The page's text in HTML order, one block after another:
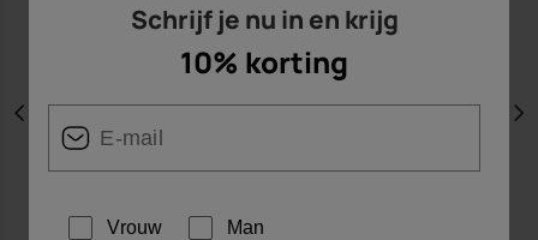
Vorige
Schrijf je nu in en krijg
10% korting
Vrouw Man